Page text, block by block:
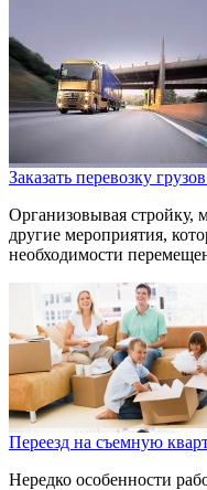
Заказать перевозку
Организовывая
другие мероприятия,
необходимости
Переезд на съемную
Нередко особенности